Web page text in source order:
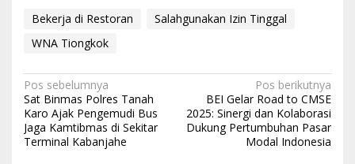
Bekerja di Restoran
Salahgunakan Izin Tinggal
WNA Tiongkok
N
a
v
Pos sebelumnya
Sat Binmas Polres Tanah
Karo Ajak Pengemudi Bus
Jaga Kamtibmas di Sekitar
Terminal Kabanjahe
Pos berikutnya
BEI Gelar Road to CMSE
2025: Sinergi dan Kolaborasi
Dukung Pertumbuhan Pasar
Modal Indonesia